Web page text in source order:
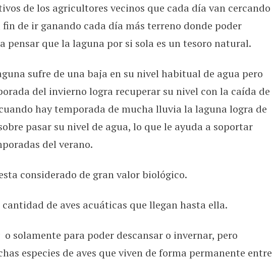
de los agricultores vecinos que cada día van cercando
de ir ganando cada día más terreno donde poder
pensar que la laguna por si sola es un tesoro natural.
sufre de una baja en su nivel habitual de agua pero
del invierno logra recuperar su nivel con la caída de
hay temporada de mucha lluvia la laguna logra de
pasar su nivel de agua, lo que le ayuda a soportar
del verano.
considerado de gran valor biológico.
de aves acuáticas que llegan hasta ella.
solamente para poder descansar o invernar, pero
especies de aves que viven de forma permanente entre